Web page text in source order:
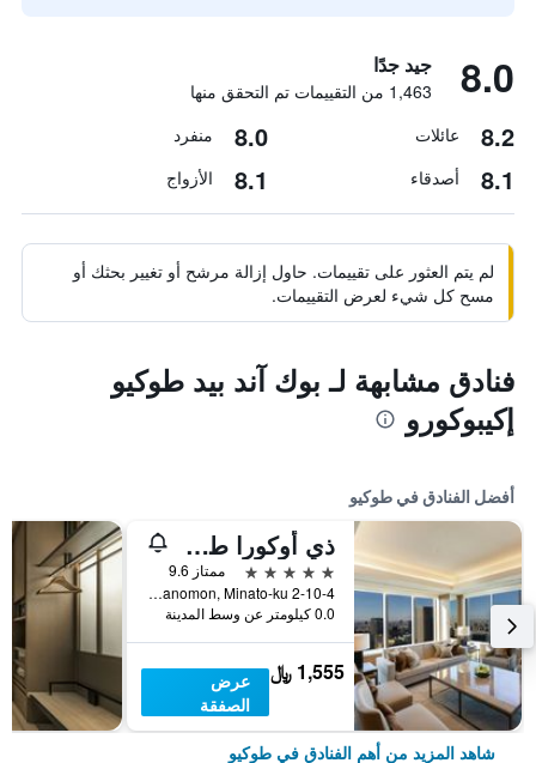
8.0 جيد جدًا
1,463 من التقييمات تم التحقق منها
8.2 عائلات 8.0 منفرد
8.1 أصدقاء 8.1 الأزواج
لم يتم العثور على تقييمات. حاول إزالة مرشح أو تغيير بحثك أو
مسح كل شيء لعرض التقييمات.
فنادق مشابهة لـ بوك آند بيد طوكيو
إكيبوكورو
أفضل الفنادق في طوكيو
ذي أوكورا طوكيو
5 نجوم
ممتاز 9.6
2-10-4 Toranomon, Minato-ku, طوكيو, اليابان
0.0 كيلومتر عن وسط المدينة
1,555 ﷼
عرض
الصفقة
شاهد المزيد من أهم الفنادق في طوكيو